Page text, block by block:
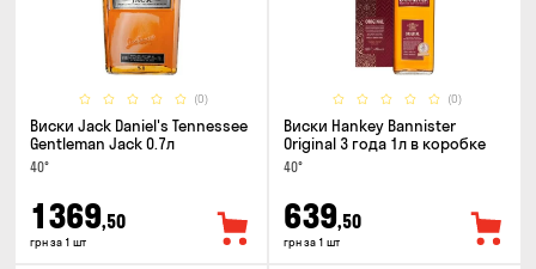
(0)
Виски Jack Daniel's Tennessee
Gentleman Jack 0.7л
40°
1369,50
грн за 1 шт
(0)
Виски Hankey Bannister
Original 3 года 1л в коробке
40°
639,50
грн за 1 шт